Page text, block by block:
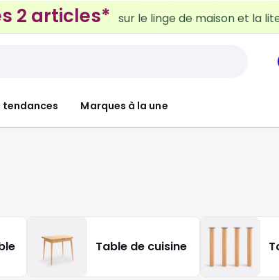
2 articles* sur le linge de maison et la
tendances Marques à la une
Table de cuisine